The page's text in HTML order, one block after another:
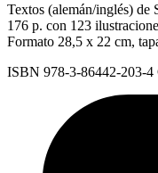
Textos (alemán/inglés)
176 p. con 123
Formato 28,5 x 22 cm,
ISBN 978-3-86442-203-4